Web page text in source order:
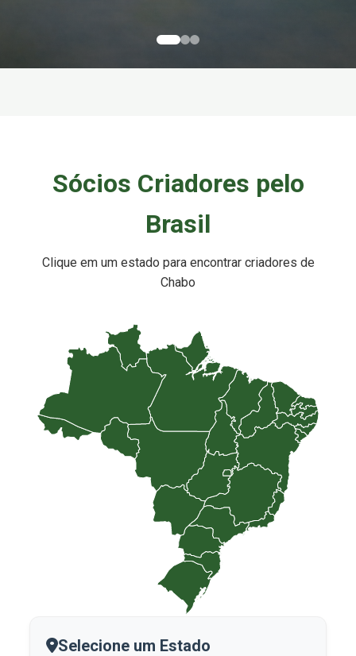
Sócios Criadores pelo
Brasil
Clique em um estado para encontrar criadores de
Chabo
Selecione um Estado